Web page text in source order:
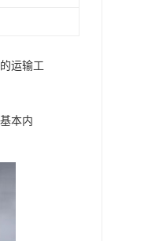
运输工
本内